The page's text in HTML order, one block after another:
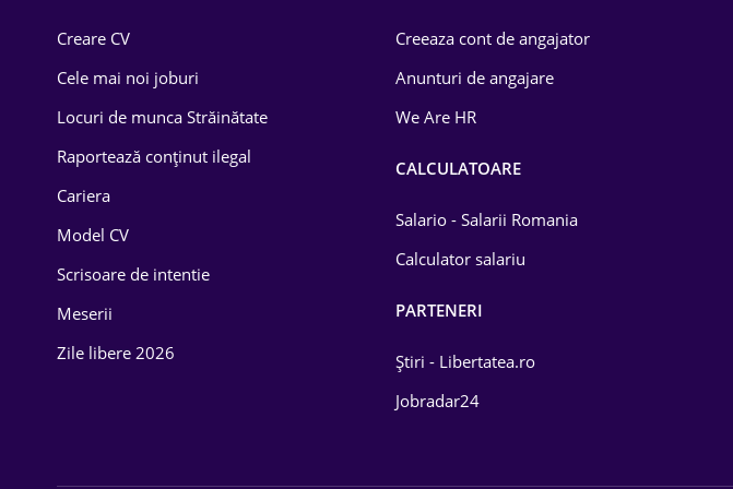
Drept
Educație / Training
Energetică
Farma
Creare CV
Cele mai noi joburi
Locuri de munca Străinătate
Raportează conținut ilegal
Cariera
Model CV
Scrisoare de intentie
Meserii
Zile libere 2026
Creeaza cont de angajator
Anunturi de angajare
We Are HR
CALCULATOARE
Salario - Salarii Romania
Calculator salariu
PARTENERI
Știri - Libertatea.ro
Jobradar24